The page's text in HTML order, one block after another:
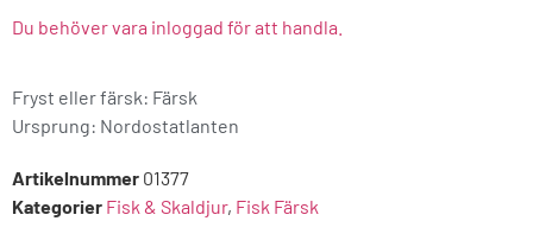
Du behöver vara inloggad för att handla.
Fryst eller färsk: Färsk
Ursprung: Nordostatlanten
Artikelnummer 01377
Kategorier Fisk & Skaldjur, Fisk Färsk